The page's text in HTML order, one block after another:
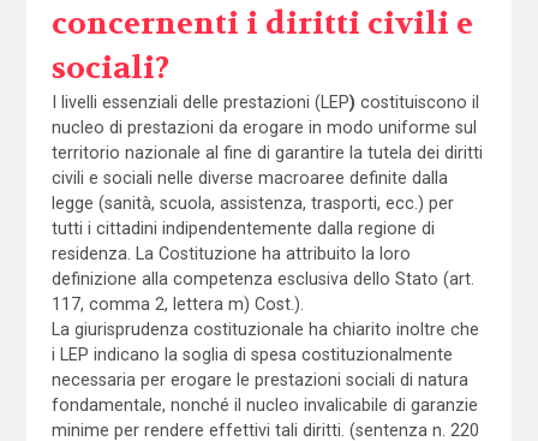
concernenti i diritti civili e
sociali?
I livelli essenziali delle prestazioni (LEP) costituiscono il
nucleo di prestazioni da erogare in modo uniforme sul
territorio nazionale al fine di garantire la tutela dei diritti
civili e sociali nelle diverse macroaree definite dalla
legge (sanità, scuola, assistenza, trasporti, ecc.) per
tutti i cittadini indipendentemente dalla regione di
residenza. La Costituzione ha attribuito la loro
definizione alla competenza esclusiva dello Stato (art.
117, comma 2, lettera m) Cost.).
La giurisprudenza costituzionale ha chiarito inoltre che
i LEP indicano la soglia di spesa costituzionalmente
necessaria per erogare le prestazioni sociali di natura
fondamentale, nonché il nucleo invalicabile di garanzie
minime per rendere effettivi tali diritti. (sentenza n. 220